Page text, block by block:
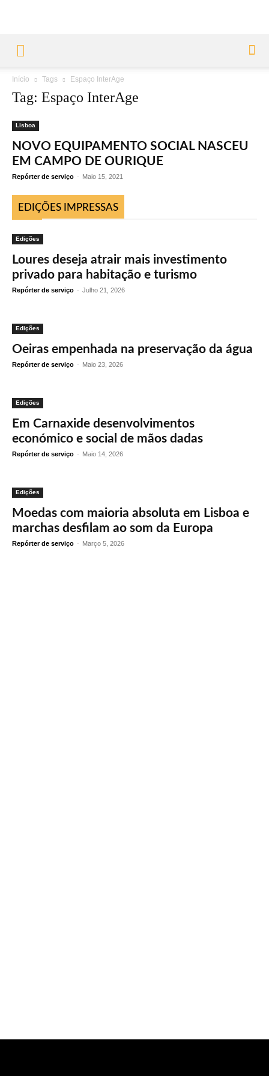
Início Tags Espaço InterAge
Tag: Espaço InterAge
Lisboa
NOVO EQUIPAMENTO SOCIAL NASCEU
EM CAMPO DE OURIQUE
Repórter de serviço - Maio 15, 2021
EDIÇÕES IMPRESSAS
Edições
Loures deseja atrair mais investimento
privado para habitação e turismo
Repórter de serviço - Julho 21, 2026
Edições
Oeiras empenhada na preservação da água
Repórter de serviço - Maio 23, 2026
Edições
Em Carnaxide desenvolvimentos
económico e social de mãos dadas
Repórter de serviço - Maio 14, 2026
Edições
Moedas com maioria absoluta em Lisboa e
marchas desfilam ao som da Europa
Repórter de serviço - Março 5, 2026